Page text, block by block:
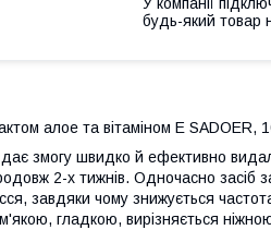
У компанії
будь-який товар
алое та вітаміном E SADOER,
змогу швидко й ефективно
2-х тижнів. Одночасно засіб
завдяки чому знижується
гладкою, вирізняється